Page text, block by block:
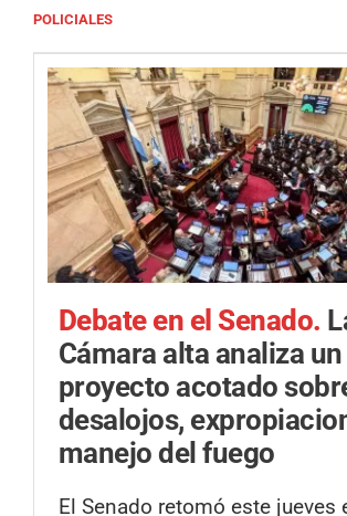
POLICIALES
Debate en el Senado.
Cámara alta analiza un
proyecto acotado
desalojos,
manejo del fuego
El Senado retomó este jueves